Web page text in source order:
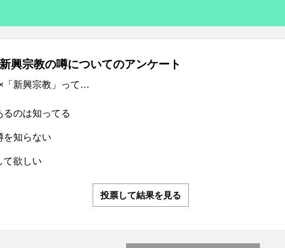
興宗教の噂についてのアンケート
「新興宗教」って…
るのは知ってる
を知らない
て欲しい
投票して結果を見る